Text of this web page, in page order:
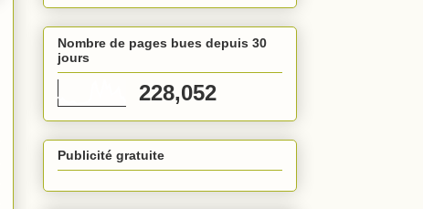
Nombre de pages bues depuis 30
jours
228,052
Publicité gratuite